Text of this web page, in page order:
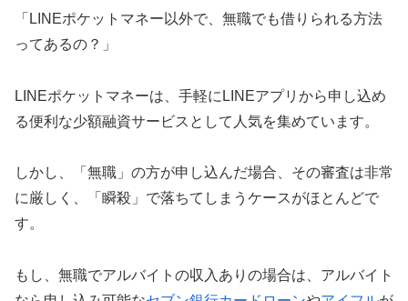
「LINEポケットマネー以外で、無職でも借りられる方法
ってあるの？」
LINEポケットマネーは、手軽にLINEアプリから申し込め
る便利な少額融資サービスとして人気を集めています。
しかし、「無職」の方が申し込んだ場合、その審査は非常
に厳しく、「瞬殺」で落ちてしまうケースがほとんどで
す。
もし、無職でアルバイトの収入ありの場合は、アルバイト